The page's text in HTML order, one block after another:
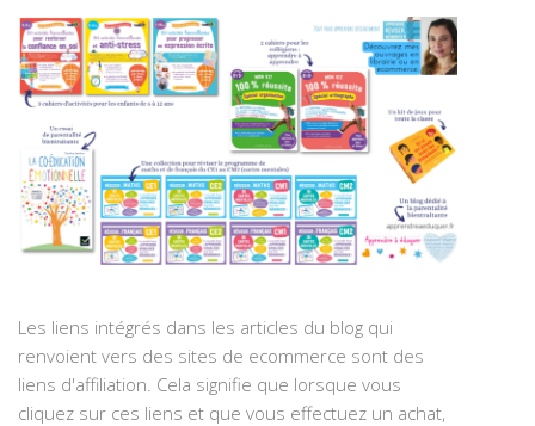
Les liens intégrés dans les articles du blog qui
renvoient vers des sites de ecommerce sont des
liens d'affiliation. Cela signifie que lorsque vous
cliquez sur ces liens et que vous effectuez un achat,